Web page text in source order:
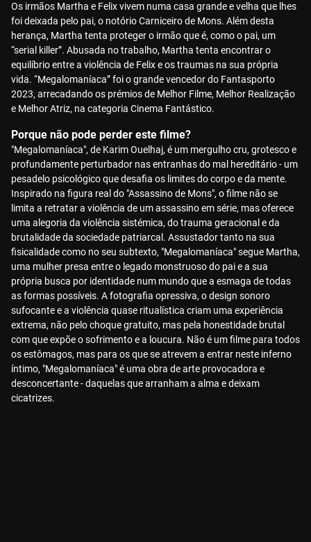
Os irmãos Martha e Felix vivem numa casa grande e velha que lhes
foi deixada pelo pai, o notório Carniceiro de Mons. Além desta
herança, Martha tenta proteger o irmão que é, como o pai, um
“serial killer”. Abusada no trabalho, Martha tenta encontrar o
equilíbrio entre a violência de Felix e os traumas na sua própria
vida. “Megalomaníaca” foi o grande vencedor do Fantasporto
2023, arrecadando os prémios de Melhor Filme, Melhor Realização
e Melhor Atriz, na categoria Cinema Fantástico.
Porque não pode perder este filme?
"Megalomaníaca", de Karim Ouelhaj, é um mergulho cru, grotesco e
profundamente perturbador nas entranhas do mal hereditário - um
pesadelo psicológico que desafia os limites do corpo e da mente.
Inspirado na figura real do "Assassino de Mons", o filme não se
limita a retratar a violência de um assassino em série, mas oferece
uma alegoria da violência sistémica, do trauma geracional e da
brutalidade da sociedade patriarcal. Assustador tanto na sua
fisicalidade como no seu subtexto, "Megalomaníaca" segue Martha,
uma mulher presa entre o legado monstruoso do pai e a sua
própria busca por identidade num mundo que a esmaga de todas
as formas possíveis. A fotografia opressiva, o design sonoro
sufocante e a violência quase ritualística criam uma experiência
extrema, não pelo choque gratuito, mas pela honestidade brutal
com que expõe o sofrimento e a loucura. Não é um filme para todos
os estômagos, mas para os que se atrevem a entrar neste inferno
íntimo, "Megalomaníaca" é uma obra de arte provocadora e
desconcertante - daquelas que arranham a alma e deixam
cicatrizes.